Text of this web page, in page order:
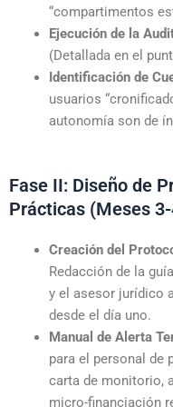
“compartimentos
Ejecución de la
(Detallada en el
Identificación de
usuarios
autonomía son de
Fase II: Diseño de
Prácticas (Meses
Creación del
Redacción de la
y el asesor jurídico
desde el día uno.
Manual de Alerta
para el personal de
carta de monitorio,
micro-financiación